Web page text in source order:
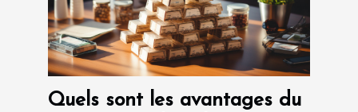
Quels sont les avantages du